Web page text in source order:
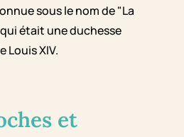
sous le nom de "La
était une duchesse
Louis XIV.
et